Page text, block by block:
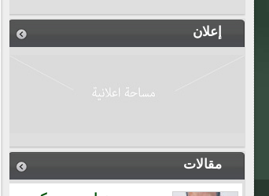
إعلان
مقالات